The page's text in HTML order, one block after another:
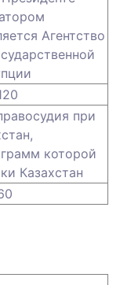
Агентство
при
которой
Казахстан